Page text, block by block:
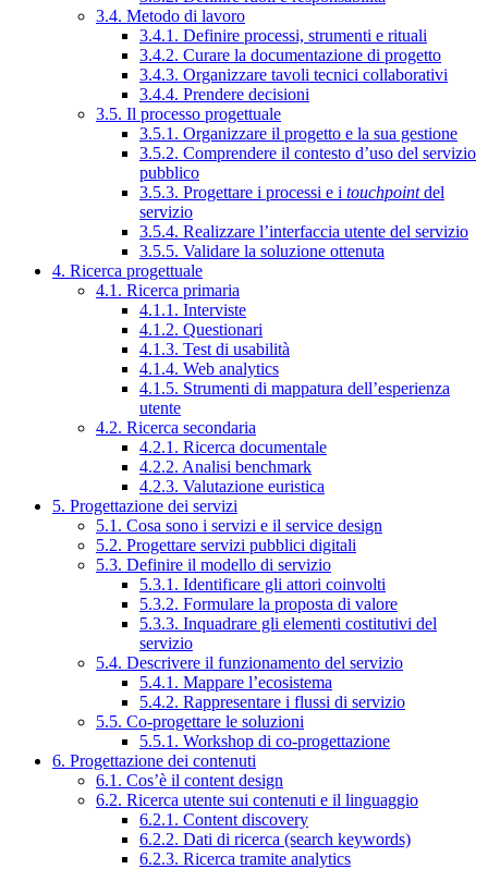
3.4. Metodo di lavoro
3.4.1. Definire processi, strumenti e rituali
3.4.2. Curare la documentazione di progetto
3.4.3. Organizzare tavoli tecnici collaborativi
3.4.4. Prendere decisioni
3.5. Il processo progettuale
3.5.1. Organizzare il progetto e la sua gestione
3.5.2. Comprendere il contesto d’uso del servizio
pubblico
3.5.3. Progettare i processi e i touchpointdel
servizio
3.5.4. Realizzare l’interfaccia utente del servizio
3.5.5. Validare la soluzione ottenuta
4. Ricerca progettuale
4.1. Ricerca primaria
4.1.1. Interviste
4.1.2. Questionari
4.1.3. Test di usabilità
4.1.4. Web analytics
4.1.5. Strumenti di mappatura dell’esperienza
utente
4.2. Ricerca secondaria
4.2.1. Ricerca documentale
4.2.2. Analisi benchmark
4.2.3. Valutazione euristica
5. Progettazione dei servizi
5.1. Cosa sono i servizi e il service design
5.2. Progettare servizi pubblici digitali
5.3. Definire il modello di servizio
5.3.1. Identificare gli attori coinvolti
5.3.2. Formulare la proposta di valore
5.3.3. Inquadrare gli elementi costitutivi del
servizio
5.4. Descrivere il funzionamento del servizio
5.4.1. Mappare l’ecosistema
5.4.2. Rappresentare i flussi di servizio
5.5. Co-progettare le soluzioni
5.5.1. Workshop di co-progettazione
6. Progettazione dei contenuti
6.1. Cos’è il content design
6.2. Ricerca utente sui contenuti e il linguaggio
6.2.1. Content discovery
6.2.2. Dati di ricerca (search keywords)
6.2.3. Ricerca tramite analytics